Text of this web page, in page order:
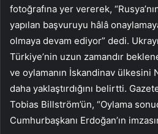
fotoğrafına yer vererek,
yapılan başvuruyu hâlâ
olmaya devam ediyor” dedi.
Türkiye’nin uzun zamandır
ve oylamanın İskandinav ülkesini
daha yaklaştırdığını belirtti.
Tobias Billström’ün, “Oylama
Cumhurbaşkanı Erdoğan’ın